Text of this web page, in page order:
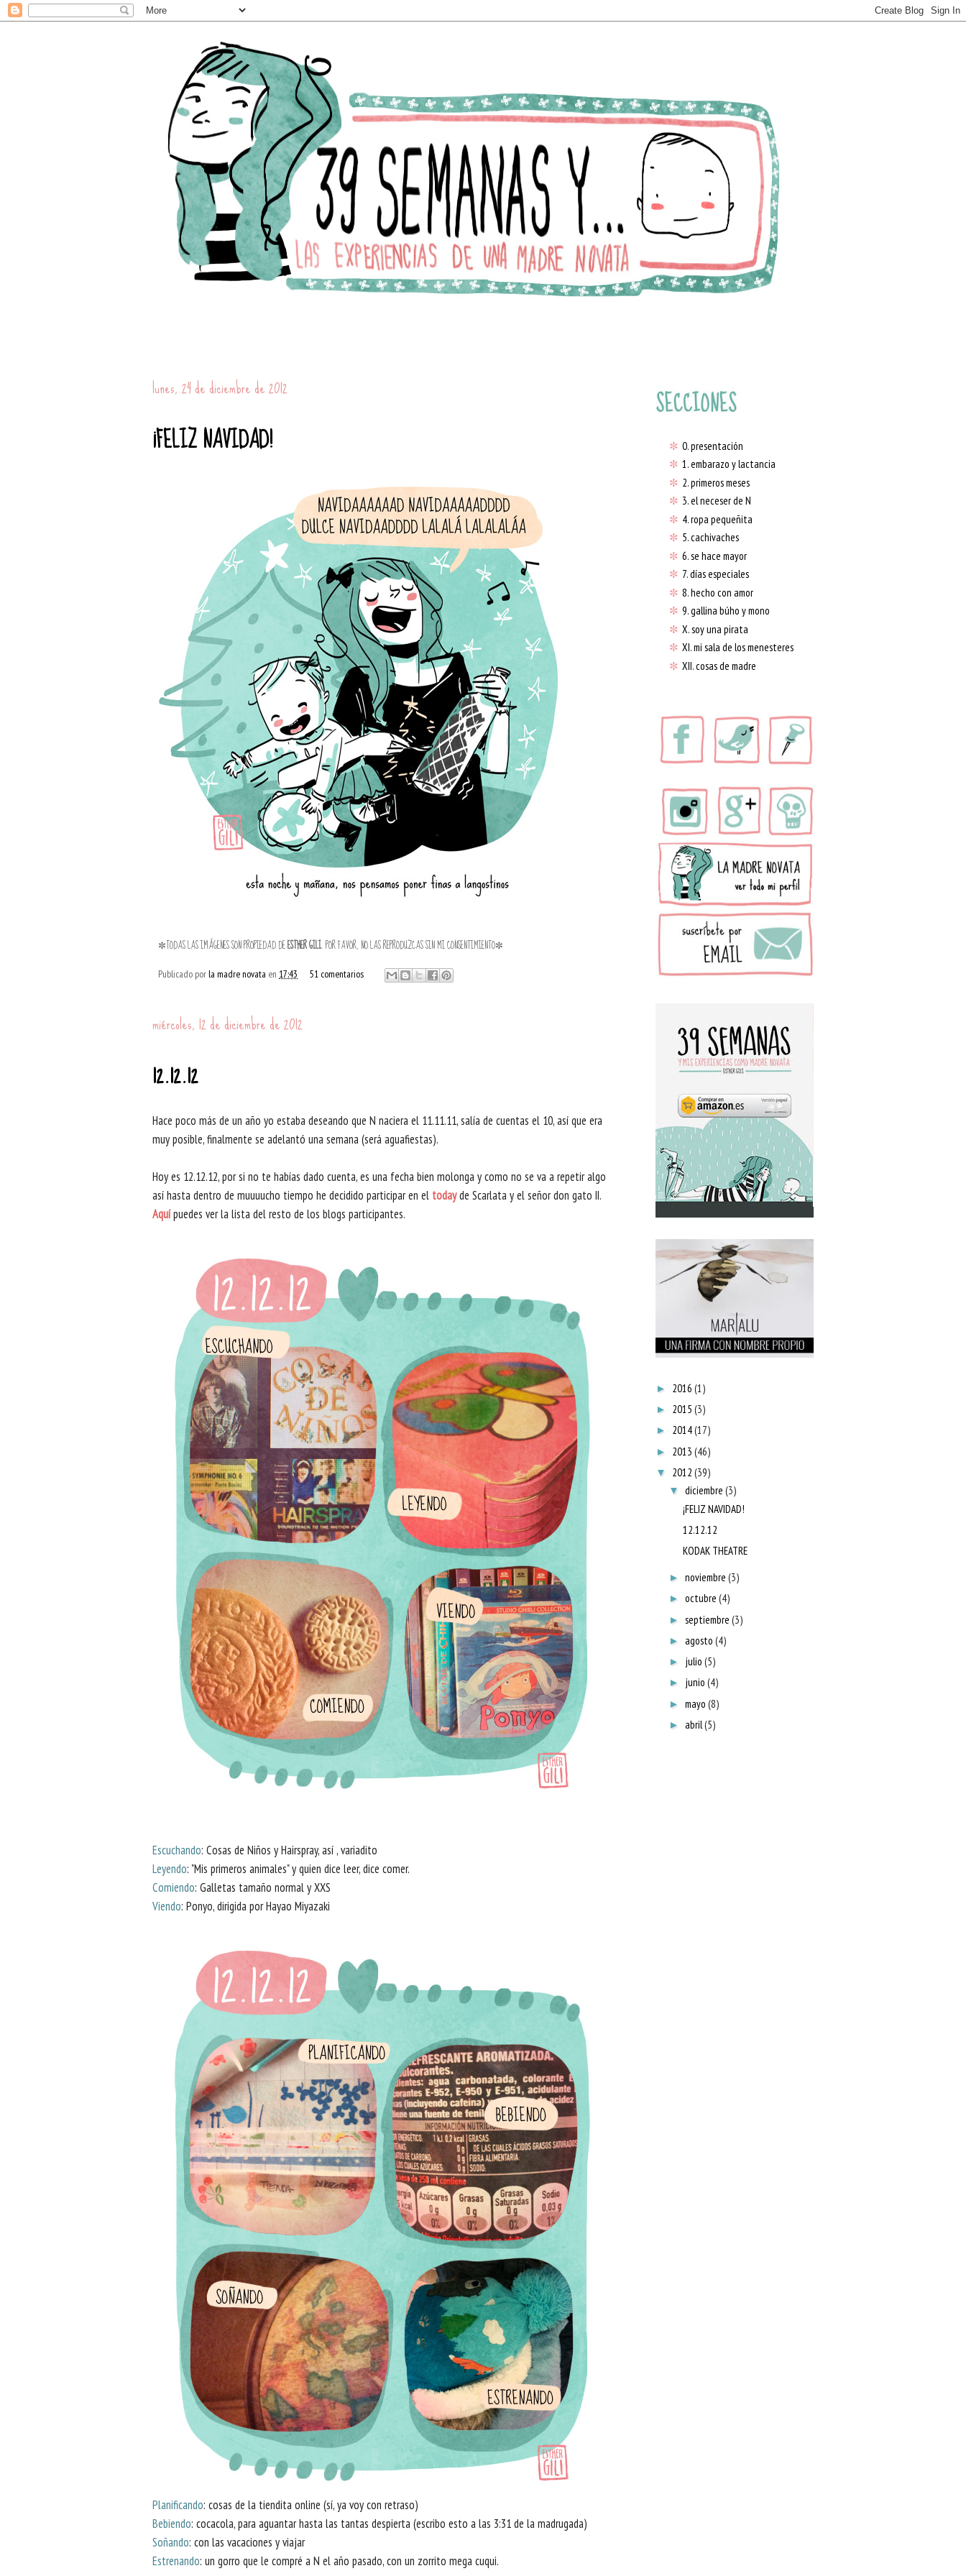
lunes, 24 de diciembre de 2012
¡FELIZ NAVIDAD!
✼TODAS LAS IMÁGENES SON PROPIEDAD DEESTHER GILI. POR FAVOR, NO LAS REPRODUZCAS SIN MI CONSENTIMIENTO✼
Publicado porla madre novata en 17:43 51 comentarios
miércoles, 12 de diciembre de 2012
12.12.12
Hace poco más de un año yo estaba deseando que N naciera el 11.11.11, salía de cuentas el 10, así que era
muy posible, finalmente se adelantó una semana (será aguafiestas).
Hoy es 12.12.12, por si no te habías dado cuenta, es una fecha bien molonga y como no se va a repetir algo
así hasta dentro de muuuucho tiempo he decidido participar en el todayde Scarlata y el señor don gato II.
Aquípuedes ver la lista del resto de los blogs participantes.
Escuchando: Cosas de Niños y Hairspray, así , variadito
Leyendo: "Mis primeros animales" y quien dice leer, dice comer.
Comiendo: Galletas tamaño normal y XXS
Viendo: Ponyo, dirigida por Hayao Miyazaki
Planificando: cosas de la tiendita online (sí, ya voy con retraso)
Bebiendo: cocacola, para aguantar hasta las tantas despierta (escribo esto a las 3:31 de la madrugada)
Soñando: con las vacaciones y viajar
Estrenando: un gorro que le compré a N el año pasado, con un zorrito mega cuqui.
✼ 0. presentación
✼ 1. embarazo y lactancia
✼ 2. primeros meses
✼ 3. el neceser de N
✼ 4. ropa pequeñita
✼ 5. cachivaches
✼ 6. se hace mayor
✼ 7. días especiales
✼ 8. hecho con amor
✼ 9. gallina búho y mono
✼ X. soy una pirata
✼ XI. mi sala de los menesteres
✼ XII. cosas de madre
► 2016 (1)
► 2015 (3)
► 2014(17)
► 2013 (46)
▼ 2012 (39)
▼ diciembre (3)
¡FELIZ NAVIDAD!
12.12.12
KODAK THEATRE
► noviembre (3)
► octubre (4)
► septiembre (3)
► agosto (4)
► julio (5)
► junio (4)
► mayo (8)
► abril(5)